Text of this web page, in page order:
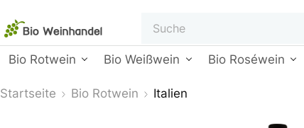
Bio Rotwein Bio Weißwein Bio Roséwein
Startseite Bio Rotwein Italien